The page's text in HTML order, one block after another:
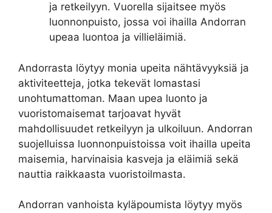
ja retkeilyyn. Vuorella sijaitsee myös
luonnonpuisto, jossa voi ihailla Andorran
upeaa luontoa ja villieläimiä.
Andorrasta löytyy monia upeita nähtävyyksiä ja
aktiviteetteja, jotka tekevät lomastasi
unohtumattoman. Maan upea luonto ja
vuoristomaisemat tarjoavat hyvät
mahdollisuudet retkeilyyn ja ulkoiluun. Andorran
suojelluissa luonnonpuistoissa voit ihailla upeita
maisemia, harvinaisia kasveja ja eläimiä sekä
nauttia raikkaasta vuoristoilmasta.
Andorran vanhoista kyläpoumista löytyy myös